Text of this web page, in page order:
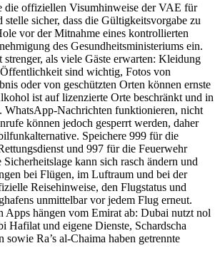
die offiziellen Visumhinweise der VAE für
stelle sicher, dass die Gültigkeitsvorgabe zu
vor der Mitnahme eines kontrollierten
des Gesundheitsministeriums ein.
strenger, als viele Gäste erwarten: Kleidung
sind wichtig, Fotos von
oder von geschützten Orten können ernste
ist auf lizenzierte Orte beschränkt und in
WhatsApp-Nachrichten funktionieren, nicht
können jedoch gesperrt werden, daher
Speichere 999 für die
und 997 für die Feuerwehr
kann sich rasch ändern und
bei Flügen, im Luftraum und bei der
Reisehinweise, den Flugstatus und
unmittelbar vor jedem Flug erneut.
Apps hängen vom Emirat ab: Dubai nutzt nol
Hafilat und eigene Dienste, Schardscha
sowie Ra’s al-Chaima haben getrennte